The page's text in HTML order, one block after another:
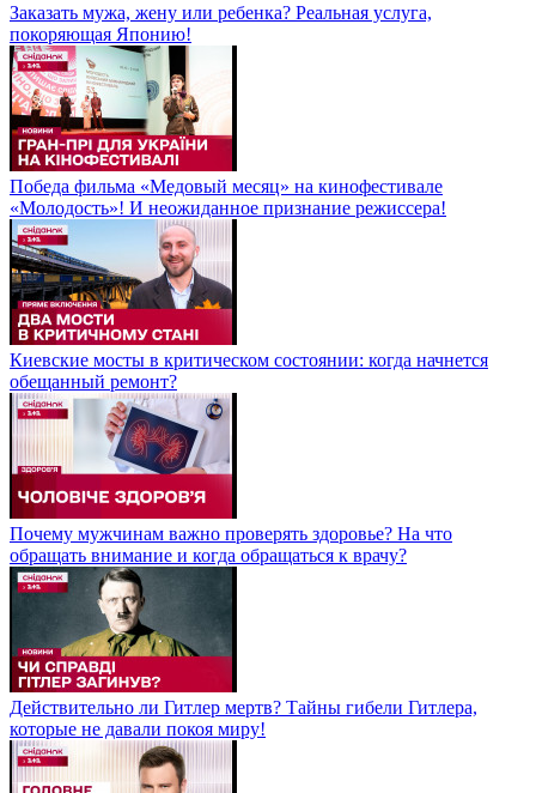
Заказать мужа, жену или ребенка? Реальная услуга,
покоряющая Японию!
Победа фильма «Медовый месяц» на кинофестивале
«Молодость»! И неожиданное признание режиссера!
Киевские мосты в критическом состоянии: когда начнется
обещанный ремонт?
Почему мужчинам важно проверять здоровье? На что
обращать внимание и когда обращаться к врачу?
Действительно ли Гитлер мертв? Тайны гибели Гитлера,
которые не давали покоя миру!